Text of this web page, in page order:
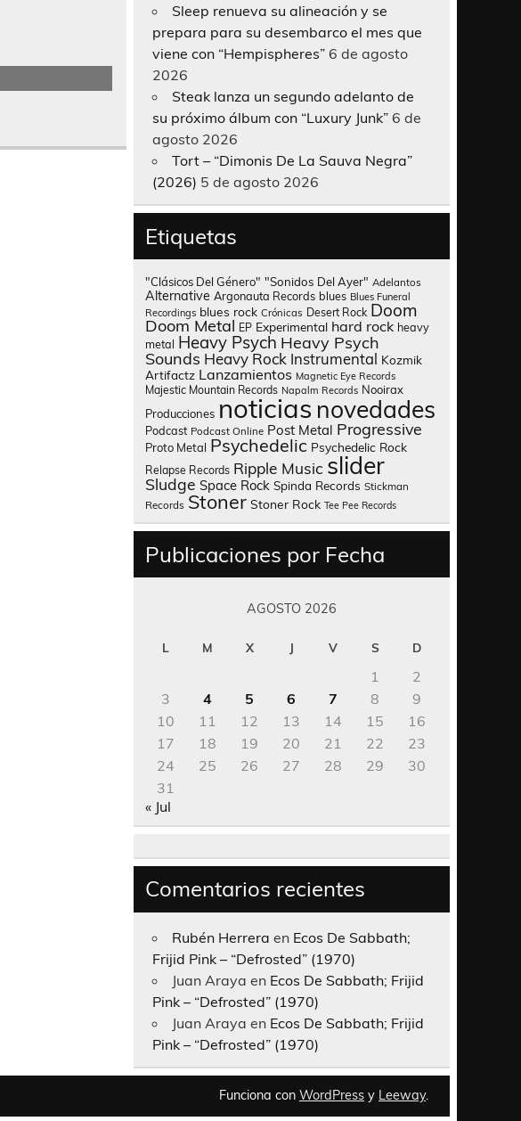
Sleep renueva su alineación y se
prepara para su desembarco el mes que
viene con “Hempispheres” 6 de agosto
2026
Steak lanza un segundo adelanto de
su próximo álbum con “Luxury Junk” 6 de
agosto 2026
Tort – “Dimonis De La Sauva Negra”
(2026) 5 de agosto 2026
Etiquetas
"Clásicos Del Género" "Sonidos Del Ayer" Adelantos
Alternative Argonauta Records blues Blues Funeral
Recordings blues rock Crónicas Desert Rock Doom
Doom Metal EP Experimental hard rock heavy
metal Heavy Psych Heavy Psych
Sounds Heavy Rock Instrumental Kozmik
Artifactz Lanzamientos Magnetic Eye Records
Majestic Mountain Records Napalm Records Nooirax
Producciones noticias novedades
Podcast Podcast Online Post Metal Progressive
Proto Metal Psychedelic Psychedelic Rock
Relapse Records Ripple Music slider
Sludge Space Rock Spinda Records Stickman
Records Stoner Stoner Rock Tee Pee Records
Publicaciones por Fecha
AGOSTO 2026
L M X J V S D
1
2
3
4 5 6 7 8
9
10
11 12 13 14 15
16
17
18 19 20 21 22
23
24
25 26 27 28 29
30
31
« Jul
Comentarios recientes
Rubén Herrera en Ecos De Sabbath;
Frijid Pink – “Defrosted” (1970)
Juan Araya en Ecos De Sabbath; Frijid
Pink – “Defrosted” (1970)
Juan Araya en Ecos De Sabbath; Frijid
Pink – “Defrosted” (1970)
Funciona con WordPress y Leeway.